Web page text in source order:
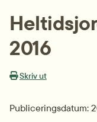
2016
Skriv ut
Publiceringsdatum: